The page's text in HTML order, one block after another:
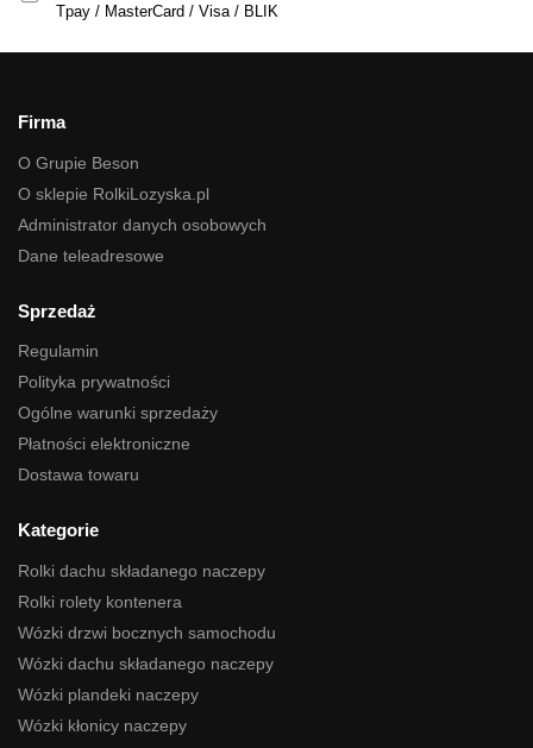
Tpay / MasterCard / Visa / BLIK
Firma
O Grupie Beson
O sklepie RolkiLozyska.pl
Administrator danych osobowych
Dane teleadresowe
Sprzedaż
Regulamin
Polityka prywatności
Ogólne warunki sprzedaży
Płatności elektroniczne
Dostawa towaru
Kategorie
Rolki dachu składanego naczepy
Rolki rolety kontenera
Wózki drzwi bocznych samochodu
Wózki dachu składanego naczepy
Wózki plandeki naczepy
Wózki kłonicy naczepy